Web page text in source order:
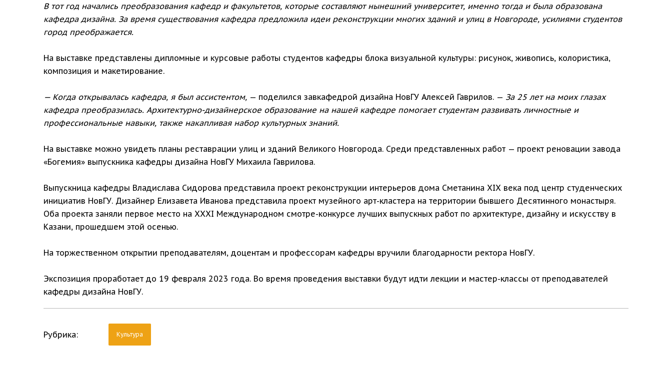
В тот год начались преобразования кафедр и факультетов, которые составляют нынешний университет, именно тогда и была образована
кафедра дизайна. За время существования кафедра предложила идеи реконструкции многих зданий и улиц в Новгороде, усилиями студентов
город преображается.
На выставке представлены дипломные и курсовые работы студентов кафедры блока визуальной культуры: рисунок, живопись, колористика,
композиция и макетирование.
— Когда открывалась кафедра, я был ассистентом, — поделился завкафедрой дизайна НовГУ Алексей Гаврилов. — За 25 лет на моих глазах
кафедра преобразилась. Архитектурно-дизайнерское образование на нашей кафедре помогает студентам развивать личностные и
профессиональные навыки, также накапливая набор культурных знаний.
На выставке можно увидеть планы реставрации улиц и зданий Великого Новгорода. Среди представленных работ — проект реновации завода
«Богемия» выпускника кафедры дизайна НовГУ Михаила Гаврилова.
Выпускница кафедры Владислава Сидорова представила проект реконструкции интерьеров дома Сметанина XIX века под центр студенческих
инициатив НовГУ. Дизайнер Елизавета Иванова представила проект музейного арт-кластера на территории бывшего Десятинного монастыря.
Оба проекта заняли первое место на XXXI Международном смотре-конкурсе лучших выпускных работ по архитектуре, дизайну и искусству в
Казани, прошедшем этой осенью.
На торжественном открытии преподавателям, доцентам и профессорам кафедры вручили благодарности ректора НовГУ.
Экспозиция проработает до 19 февраля 2023 года. Во время проведения выставки будут идти лекции и мастер-классы от преподавателей
кафедры дизайна НовГУ.
Рубрика: Культура